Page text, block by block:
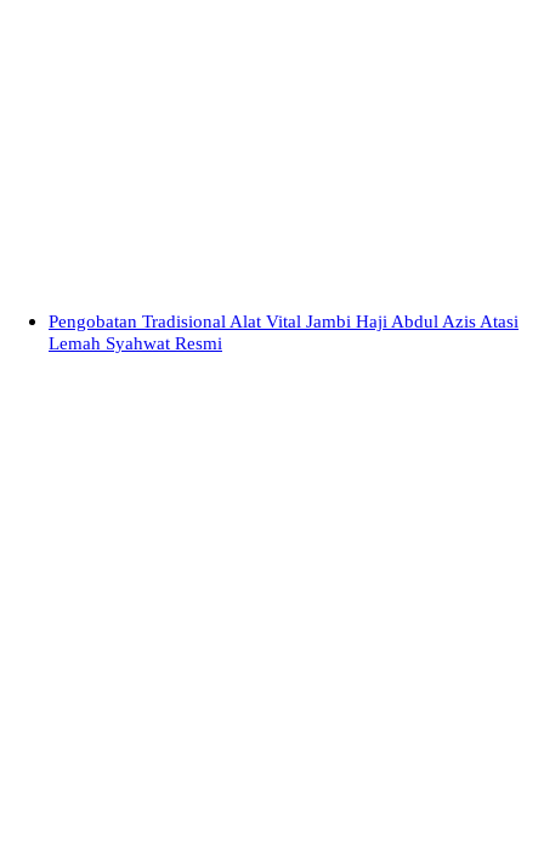
Pengobatan Tradisional Alat Vital Jambi Haji Abdul Azis Atasi
Lemah Syahwat Resmi